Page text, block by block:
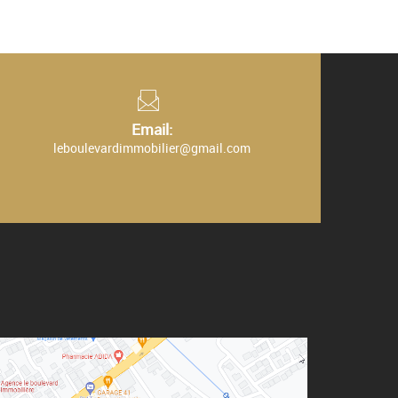
Email:
leboulevardimmobilier@gmail.com